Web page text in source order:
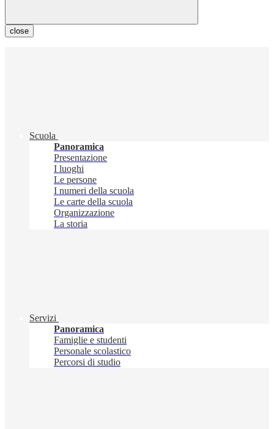
close
Scuola
Panoramica
Presentazione
I luoghi
Le persone
I numeri della scuola
Le carte della scuola
Organizzazione
La storia
Servizi
Panoramica
Famiglie e studenti
Personale scolastico
Percorsi di studio